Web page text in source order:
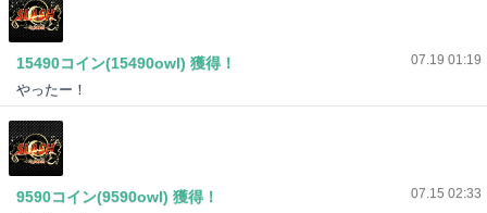
8ライン
07.19 01:19
15490コイン(15490owl) 獲得！
やったー！
07.15 02:33
9590コイン(9590owl) 獲得！